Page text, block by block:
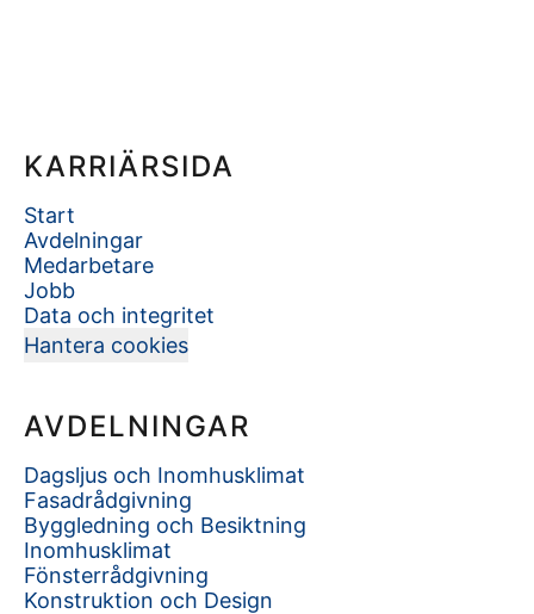
KARRIÄRSIDA
Start
Avdelningar
Medarbetare
Jobb
Data och integritet
Hantera cookies
AVDELNINGAR
Dagsljus och Inomhusklimat
Fasadrådgivning
Byggledning och Besiktning
Inomhusklimat
Fönsterrådgivning
Konstruktion och Design